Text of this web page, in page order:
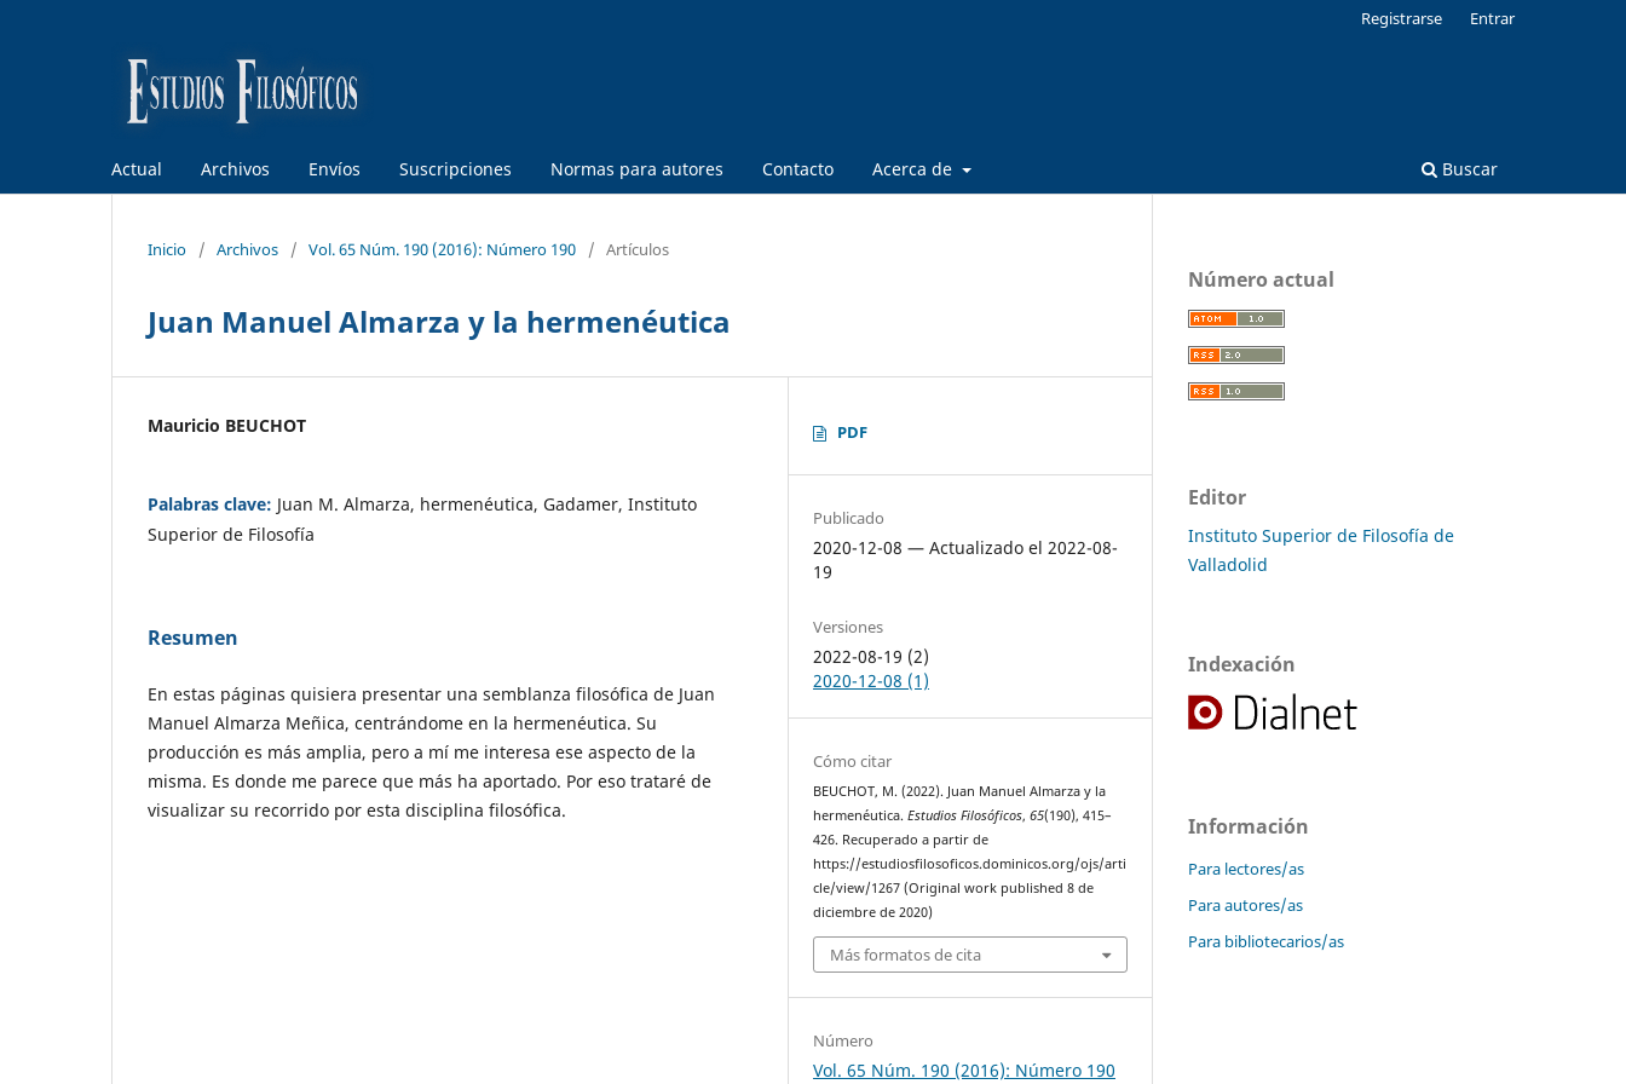
Actual Archivos Envíos Suscripciones Normas para autores Contacto Acerca de Buscar
Registrarse Entrar
Inicio / Archivos / Vol. 65 Núm. 190 (2016): Número 190 / Artículos
Juan Manuel Almarza y la hermenéutica
Mauricio BEUCHOT
Palabras clave: Juan M. Almarza, hermenéutica, Gadamer, Instituto
Superior de Filosofía
Resumen
En estas páginas quisiera presentar una semblanza filosófica de Juan
Manuel Almarza Meñica, centrándome en la hermenéutica. Su
producción es más amplia, pero a mí me interesa ese aspecto de la
misma. Es donde me parece que más ha aportado. Por eso trataré de
visualizar su recorrido por esta disciplina filosófica.
PDF
Publicado
2020-12-08 — Actualizado el 2022-08-
19
Versiones
2022-08-19 (2)
2020-12-08 (1)
Cómo citar
BEUCHOT, M. (2022). Juan Manuel Almarza y la
hermenéutica.Estudios Filosóficos,65(190), 415–
426. Recuperado a partir de
https://estudiosfilosoficos.dominicos.org/ojs/arti
cle/view/1267 (Original work published 8 de
diciembre de 2020)
Más formatos de cita
Número
Vol. 65 Núm. 190 (2016): Número 190
Número actual
Editor
Instituto Superior de Filosofía de
Valladolid
Indexación
Información
Para lectores/as
Para autores/as
Para bibliotecarios/as